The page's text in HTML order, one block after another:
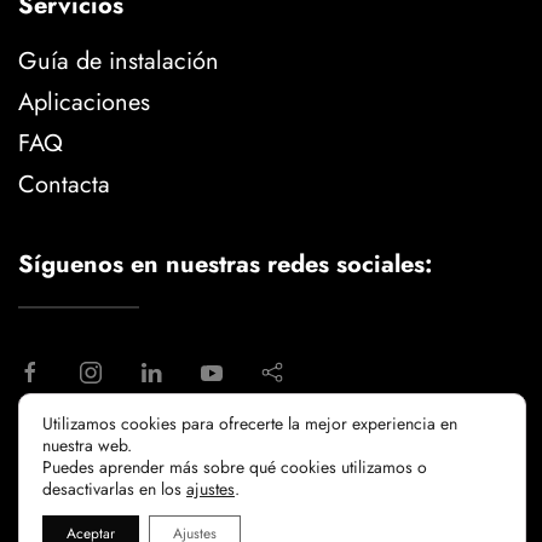
Guía de instalación
Aplicaciones
FAQ
Contacta
Síguenos en nuestras redes sociales:
aviso legal
politica de privacidad
politicia de cookies
Utilizamos cookies para ofrecerte la mejor experiencia en
nuestra web.
Puedes aprender más sobre qué cookies utilizamos o
desactivarlas en los ajustes.
Aceptar Ajustes